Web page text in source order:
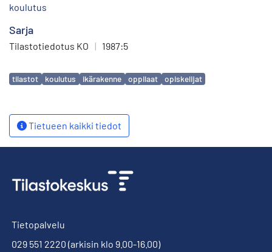
koulutus
Sarja
Tilastotiedotus KO | 1987:5
Avainsanat
tilastot koulutus ikärakenne oppilaat opiskelijat
Tietueen kaikki tiedot
Tietopalvelu
029 551 2220 (arkisin klo 9.00-16.00)